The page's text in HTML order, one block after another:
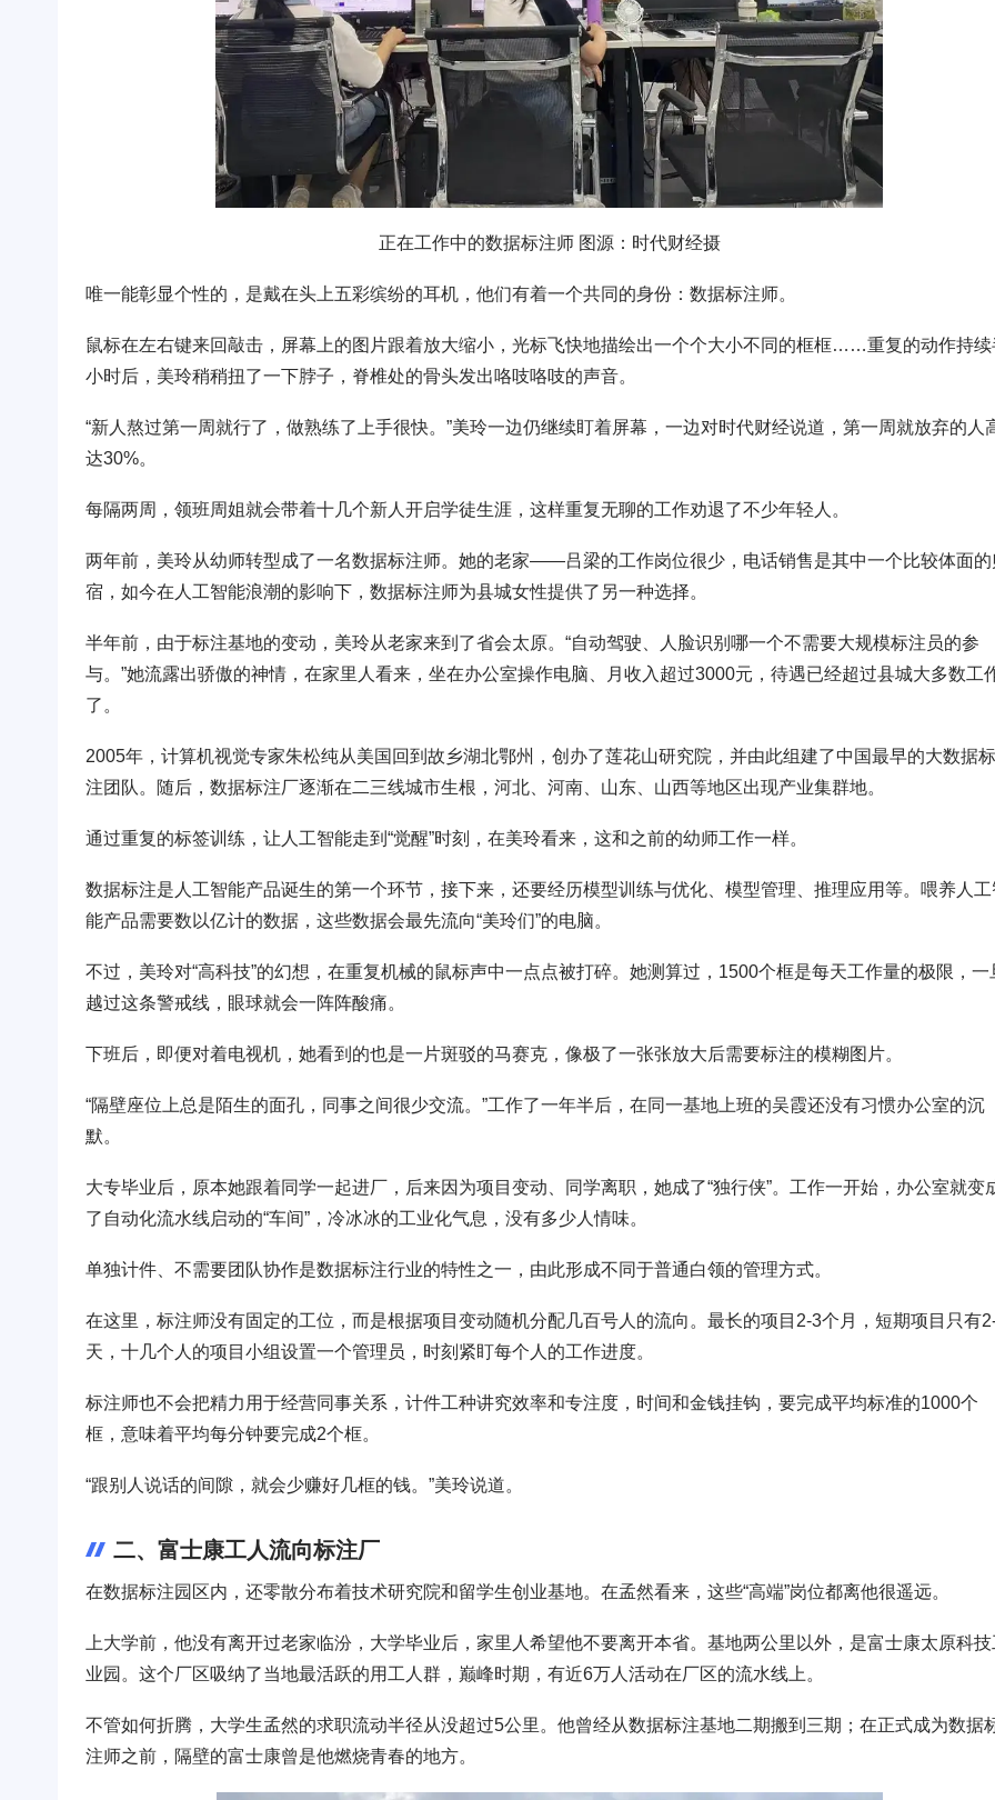
正在工作中的数据标注师 图源：时代财经摄
唯一能彰显个性的，是戴在头上五彩缤纷的耳机，他们有着一个共同的身份：数据标注师。
鼠标在左右键来回敲击，屏幕上的图片跟着放大缩小，光标飞快地描绘出一个个大小不同的框框……重复的动作持续
小时后，美玲稍稍扭了一下脖子，脊椎处的骨头发出咯吱咯吱的声音。
“新人熬过第一周就行了，做熟练了上手很快。”美玲一边仍继续盯着屏幕，一边对时代财经说道，第一周就放弃的人
达30%。
每隔两周，领班周姐就会带着十几个新人开启学徒生涯，这样重复无聊的工作劝退了不少年轻人。
两年前，美玲从幼师转型成了一名数据标注师。她的老家——吕梁的工作岗位很少，电话销售是其中一个比较体面的
宿，如今在人工智能浪潮的影响下，数据标注师为县城女性提供了另一种选择。
半年前，由于标注基地的变动，美玲从老家来到了省会太原。“自动驾驶、人脸识别哪一个不需要大规模标注员的参
与。”她流露出骄傲的神情，在家里人看来，坐在办公室操作电脑、月收入超过3000元，待遇已经超过县城大多数工
了。
2005年，计算机视觉专家朱松纯从美国回到故乡湖北鄂州，创办了莲花山研究院，并由此组建了中国最早的大数据标
注团队。随后，数据标注厂逐渐在二三线城市生根，河北、河南、山东、山西等地区出现产业集群地。
通过重复的标签训练，让人工智能走到“觉醒”时刻，在美玲看来，这和之前的幼师工作一样。
数据标注是人工智能产品诞生的第一个环节，接下来，还要经历模型训练与优化、模型管理、推理应用等。喂养人工
能产品需要数以亿计的数据，这些数据会最先流向“美玲们”的电脑。
不过，美玲对“高科技”的幻想，在重复机械的鼠标声中一点点被打碎。她测算过，1500个框是每天工作量的极限，一
越过这条警戒线，眼球就会一阵阵酸痛。
下班后，即便对着电视机，她看到的也是一片斑驳的马赛克，像极了一张张放大后需要标注的模糊图片。
“隔壁座位上总是陌生的面孔，同事之间很少交流。”工作了一年半后，在同一基地上班的吴霞还没有习惯办公室的沉
默。
大专毕业后，原本她跟着同学一起进厂，后来因为项目变动、同学离职，她成了“独行侠”。工作一开始，办公室就变
了自动化流水线启动的“车间”，冷冰冰的工业化气息，没有多少人情味。
单独计件、不需要团队协作是数据标注行业的特性之一，由此形成不同于普通白领的管理方式。
在这里，标注师没有固定的工位，而是根据项目变动随机分配几百号人的流向。最长的项目2-3个月，短期项目只有
天，十几个人的项目小组设置一个管理员，时刻紧盯每个人的工作进度。
标注师也不会把精力用于经营同事关系，计件工种讲究效率和专注度，时间和金钱挂钩，要完成平均标准的1000个
框，意味着平均每分钟要完成2个框。
“跟别人说话的间隙，就会少赚好几框的钱。”美玲说道。
二、富士康工人流向标注厂
在数据标注园区内，还零散分布着技术研究院和留学生创业基地。在孟然看来，这些“高端”岗位都离他很遥远。
上大学前，他没有离开过老家临汾，大学毕业后，家里人希望他不要离开本省。基地两公里以外，是富士康太原科技
业园。这个厂区吸纳了当地最活跃的用工人群，巅峰时期，有近6万人活动在厂区的流水线上。
不管如何折腾，大学生孟然的求职流动半径从没超过5公里。他曾经从数据标注基地二期搬到三期；在正式成为数据
注师之前，隔壁的富士康曾是他燃烧青春的地方。